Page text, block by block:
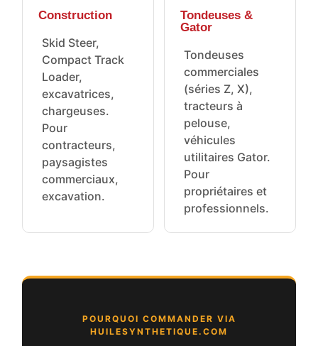
Construction
Skid Steer,
Compact Track
Loader,
excavatrices,
chargeuses.
Pour
contracteurs,
paysagistes
commerciaux,
excavation.
Tondeuses &
Gator
Tondeuses
commerciales
(séries Z, X),
tracteurs à
pelouse,
véhicules
utilitaires Gator.
Pour
propriétaires et
professionnels.
POURQUOI COMMANDER VIA
HUILESYNTHETIQUE.COM